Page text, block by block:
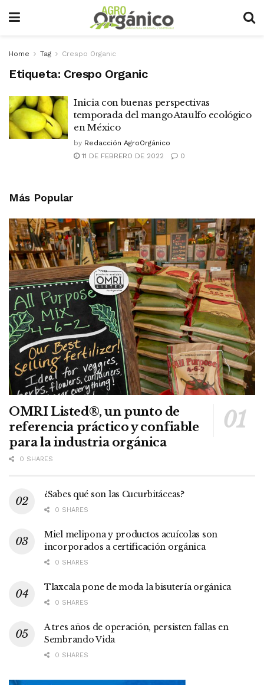
Home Tag Crespo Organic
Etiqueta: Crespo Organic
Inicia con buenas perspectivas
temporada del mango Ataulfo ecológico
en México
by Redacción AgroOrgánico
11 DE FEBRERO DE 2022
0
Más Popular
OMRI Listed®, un punto de
referencia práctico y confiable
para la industria orgánica
0 SHARES
¿Sabes qué son las Cucurbitáceas?
0 SHARES
Miel melipona y productos acuícolas son
incorporados a certificación orgánica
0 SHARES
Tlaxcala pone de moda la bisutería orgánica
0 SHARES
A tres años de operación, persisten fallas en
Sembrando Vida
0 SHARES